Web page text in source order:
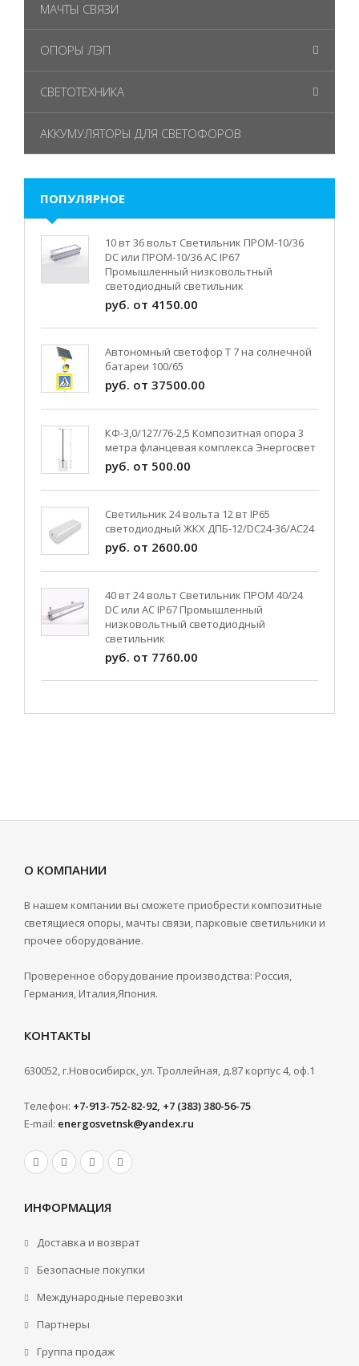
МАЧТЫ СВЯЗИ
ОПОРЫ ЛЭП
СВЕТОТЕХНИКА
АККУМУЛЯТОРЫ ДЛЯ СВЕТОФОРОВ
ПОПУЛЯРНОЕ
10 вт 36 вольт Светильник ПРОМ-10/36
DC или ПРОМ-10/36 AC IP67
Промышленный низковольтный
светодиодный светильник
руб. от 4150.00
Автономный светофор Т 7 на солнечной
батареи 100/65
руб. от 37500.00
КФ-3,0/127/76-2,5 Композитная опора 3
метра фланцевая комплекса Энергосвет
руб. от 500.00
Светильник 24 вольта 12 вт IP65
светодиодный ЖКХ ДПБ-12/DC24-36/АС24
руб. от 2600.00
40 вт 24 вольт Светильник ПРОМ 40/24
DC или AC IP67 Промышленный
низковольтный светодиодный
светильник
руб. от 7760.00
О КОМПАНИИ
В нашем компании вы сможете приобрести композитные
светящиеся опоры, мачты связи, парковые светильники и
прочее оборудование.
Проверенное оборудование производства: Россия,
Германия, Италия,Япония.
КОНТАКТЫ
630052, г.Новосибирск, ул. Троллейная, д.87 корпус 4, оф.1
Телефон: +7-913-752-82-92, +7 (383) 380-56-75
E-mail: energosvetnsk@yandex.ru
ИНФОРМАЦИЯ
Доставка и возврат
Безопасные покупки
Международные перевозки
Партнеры
Группа продаж